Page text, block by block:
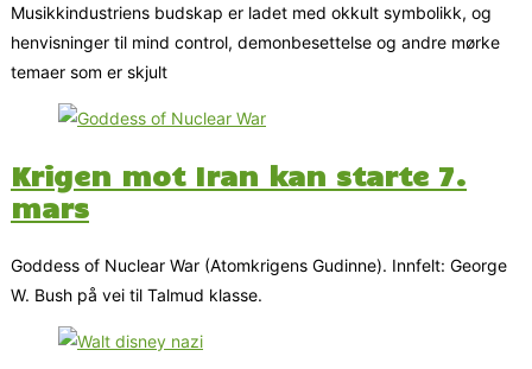
Musikkindustriens budskap er ladet med okkult symbolikk, og
henvisninger til mind control, demonbesettelse og andre mørke
temaer som er skjult
Krigen mot Iran kan starte 7.
mars
Goddess of Nuclear War (Atomkrigens Gudinne). Innfelt: George
W. Bush på vei til Talmud klasse.